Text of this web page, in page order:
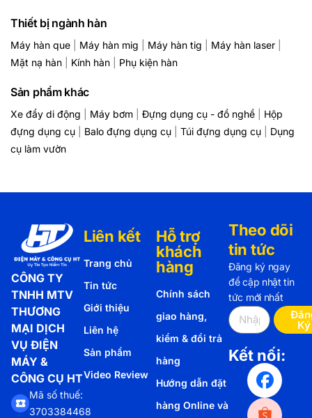
Thiết bị ngành hàn
Máy hàn que Máy hàn mig Máy hàn tig Máy hàn laser
Mặt nạ hàn
Kính hàn Phụ kiện hàn
Sản phẩm khác
Xe đẩy di động Máy bơm Đựng dụng cụ - đồ nghề
Hộp
đựng dụng cụ
Balo đựng dụng cụ Túi đựng dụng cụ
Dụng
cụ làm vườn
CÔNG TY
TNHH MTV
THƯƠNG
MẠI DỊCH
VỤ ĐIỆN
MÁY &
CÔNG CỤ HT
Mã số thuế:
3703384468
Liên kết
Trang chủ
Tin tức
Giới thiệu
Liên hệ
Sản phẩm
Video Review
Hỗ trợ
khách
hàng
Chính sách
giao hàng,
kiểm & đổi trả
hàng
Hướng dẫn đặt
hàng Online và
Theo dõi
tin tức
Đăng ký ngay
để cập nhật tin
tức mới nhất
Ký
Kết nối: